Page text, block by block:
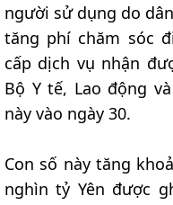
người sử dụng do
tăng phí chăm sóc
cấp dịch vụ nhận
Bộ Y tế, Lao động
này vào ngày 30.
Con số này tăng
nghìn tỷ Yên được